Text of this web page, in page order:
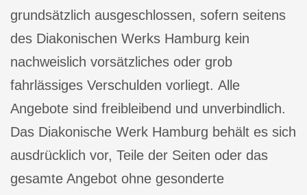
grundsätzlich ausgeschlossen, sofern seitens
des Diakonischen Werks Hamburg kein
nachweislich vorsätzliches oder grob
fahrlässiges Verschulden vorliegt. Alle
Angebote sind freibleibend und unverbindlich.
Das Diakonische Werk Hamburg behält es sich
ausdrücklich vor, Teile der Seiten oder das
gesamte Angebot ohne gesonderte